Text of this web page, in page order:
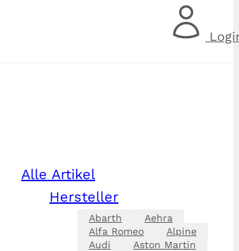
Alle Artikel
Hersteller
Abarth
Aehra
Alfa Romeo
Alpine
Audi
Aston Martin